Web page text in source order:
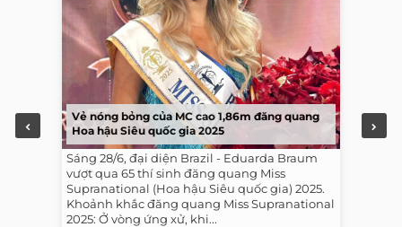
Vẻ nóng bỏng của MC cao 1,86m đăng quang
Hoa hậu Siêu quốc gia 2025
Sáng 28/6, đại diện Brazil - Eduarda Braum
vượt qua 65 thí sinh đăng quang Miss
Supranational (Hoa hậu Siêu quốc gia) 2025.
Khoảnh khắc đăng quang Miss Supranational
2025: Ở vòng ứng xử, khi...